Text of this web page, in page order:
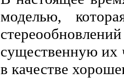
моделью,
существенную их
в качестве